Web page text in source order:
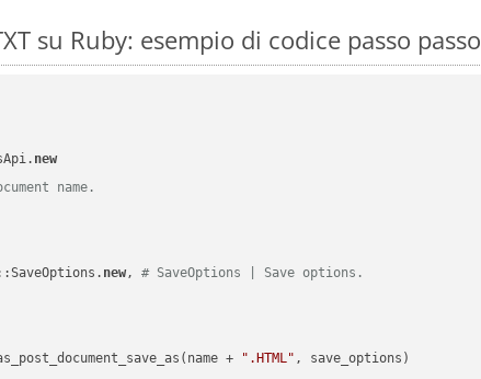
su Ruby: esempio di codice passo passo
new
name.
new, # SaveOptions | Save options.
+
".HTML" , save_options)